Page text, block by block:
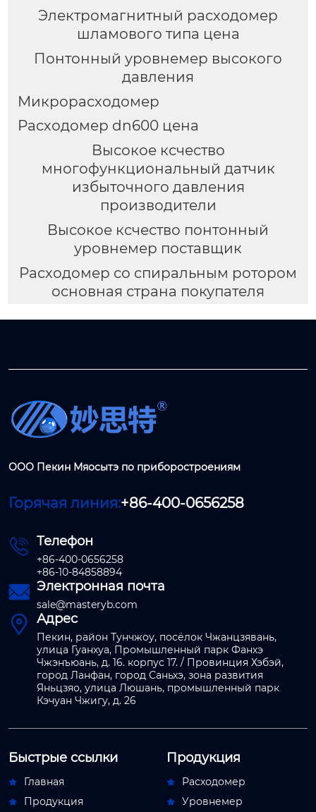
Электромагнитный расходомер
шламового типа цена
Понтонный уровнемер высокого
давления
Микрорасходомер
Расходомер dn600 цена
Высокое ксчество
многофункциональный датчик
избыточного давления
производители
Высокое ксчество понтонный
уровнемер поставщик
Расходомер со спиральным ротором
основная страна покупателя
ООО Пекин Мяосытэ по приборостроениям
Горячая линия:+86-400-0656258
 Телефон
+86-400-0656258
+86-10-84858894
 Электронная почта
sale@masteryb.com
 Адрес
Пекин, район Тунчжоу, посёлок Чжанцзявань,
улица Гуанхуа, Промышленный парк Фанхэ
Чжэнъюань, д. 16. корпус 17. / Провинция Хэбэй,
город Ланфан, город Саньхэ, зона развития
Яньцзяо, улица Люшань, промышленный парк
Кэчуан Чжигу, д. 26
Быстрые ссылки
 Главная
 Продукция
Продукция
 Расходомер
 Уровнемер